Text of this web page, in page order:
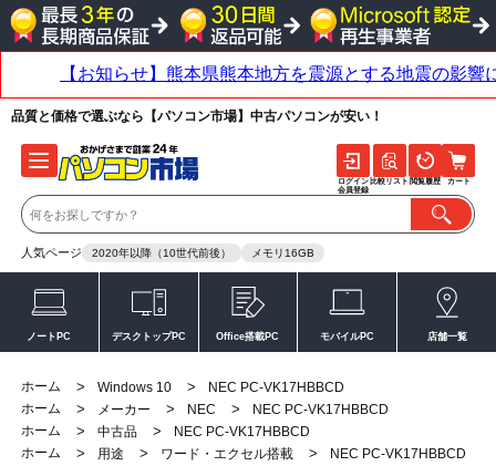
品質と価格で選ぶなら【パソコン市場】中古パソコンが安い！
人気ページ 2020年以降（10世代前後） メモリ16GB
ログイン
会員登録
比較リスト 閲覧履歴 カート
ノートPC デスクトップPC Office搭載PC モバイルPC 店舗一覧
ホーム > Windows 10 >
NEC PC-VK17HBBCD
ホーム
> メーカー > NEC >
NEC PC-VK17HBBCD
ホーム
> 中古品 >
NEC PC-VK17HBBCD
ホーム
> 用途 > ワード・エクセル搭載 >
NEC PC-VK17HBBCD